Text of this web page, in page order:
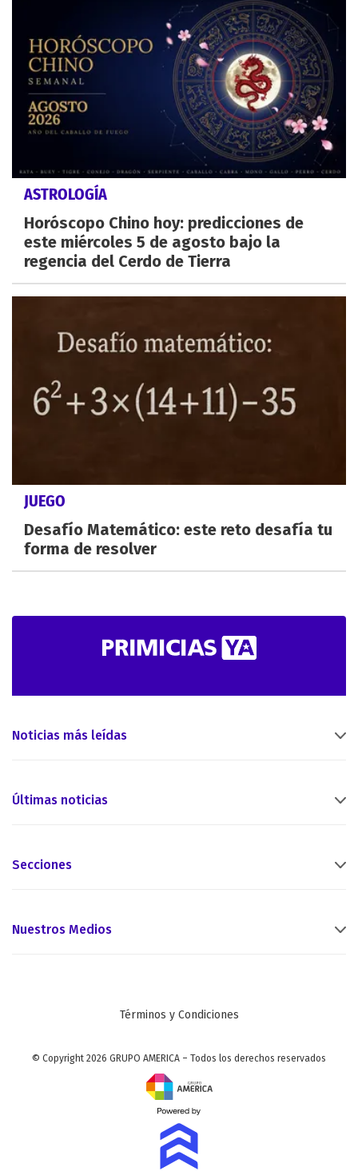
ASTROLOGÍA
Horóscopo Chino hoy: predicciones de
este miércoles 5 de agosto bajo la
regencia del Cerdo de Tierra
JUEGO
Desafío Matemático: este reto desafía tu
forma de resolver
Noticias más leídas
Últimas noticias
Secciones
Nuestros Medios
Términos y Condiciones
© Copyright 2026 GRUPO AMERICA – Todos los derechos reservados